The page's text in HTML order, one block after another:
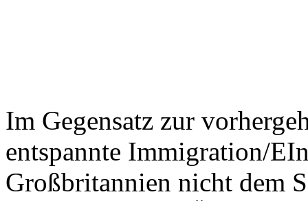
Im Gegensatz zur
entspannte Immigration/
Großbritannien nicht dem